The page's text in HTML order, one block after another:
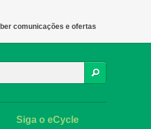
comunicações e ofertas
Siga o eCycle